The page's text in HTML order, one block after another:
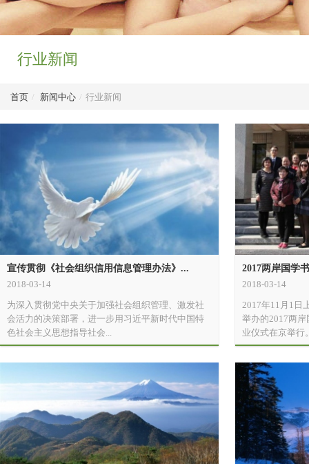
行业新闻
首页 / 新闻中心 / 行业新闻
宣传贯彻《社会组织信用信息管理办法》...
2018-03-14
为深入贯彻党中央关于加强社会组织管理、激发社
会活力的决策部署，进一步用习近平新时代中国特
色社会主义思想指导社会...
2017两岸国学
2018-03-14
2017年11月1日
举办的2017两
业仪式在京举行